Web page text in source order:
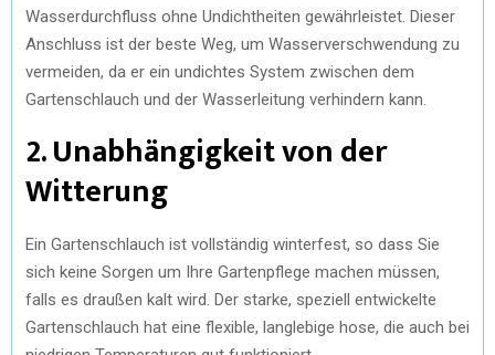
Wasserdurchfluss ohne Undichtheiten gewährleistet. Dieser
Anschluss ist der beste Weg, um Wasserverschwendung zu
vermeiden, da er ein undichtes System zwischen dem
Gartenschlauch und der Wasserleitung verhindern kann.
2. Unabhängigkeit von der
Witterung
Ein Gartenschlauch ist vollständig winterfest, so dass Sie
sich keine Sorgen um Ihre Gartenpflege machen müssen,
falls es draußen kalt wird. Der starke, speziell entwickelte
Gartenschlauch hat eine flexible, langlebige hose, die auch bei